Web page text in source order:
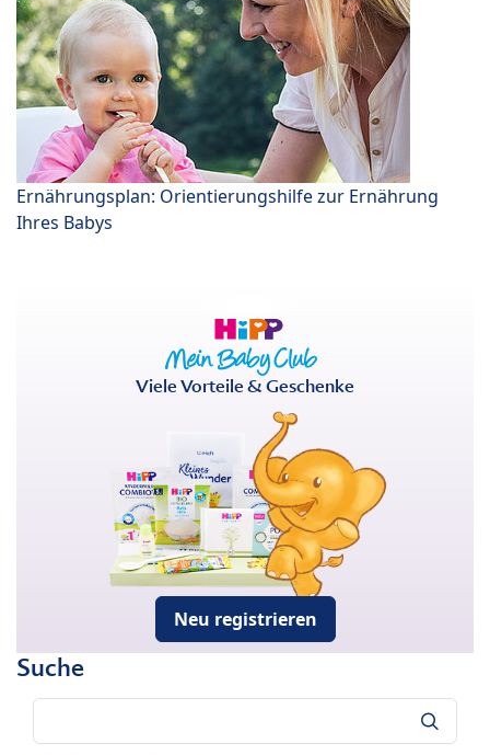
Ernährungsplan: Orientierungshilfe zur Ernährung
Ihres Babys
Viele Vorteile & Geschenke
Neu registrieren
Suche